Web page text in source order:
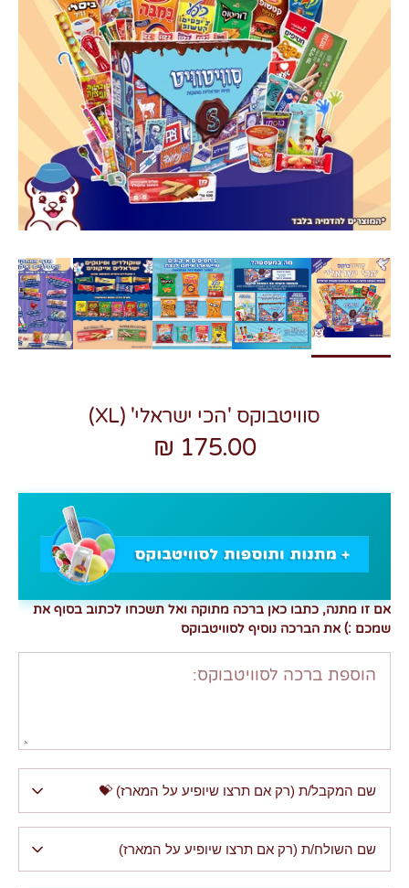
צרו קשר
סוויטבוקס 'הכי ישראלי' (XL)
175.00 ₪
אם זו מתנה, כתבו כאן ברכה מתוקה ואל תשכחו לכתוב בסוף את
שמכם :) את הברכה נוסיף לסוויטבוקס
הוספת ברכה לסוויטבוקס:
שם המקבל/ת (רק אם תרצו שיופיע על המארז) 💝
שם השולח/ת (רק אם תרצו שיופיע על המארז)